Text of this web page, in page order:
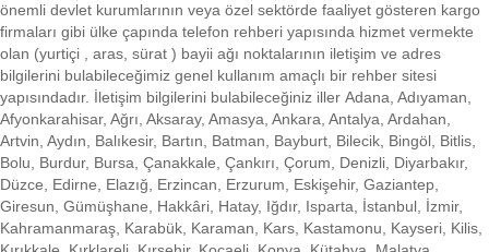
önemli devlet kurumlarının veya özel sektörde faaliyet gösteren kargo
firmaları gibi ülke çapında telefon rehberi yapısında hizmet vermekte
olan (yurtiçi , aras, sürat ) bayii ağı noktalarının iletişim ve adres
bilgilerini bulabileceğimiz genel kullanım amaçlı bir rehber sitesi
yapısındadır. İletişim bilgilerini bulabileceğiniz iller Adana, Adıyaman,
Afyonkarahisar, Ağrı, Aksaray, Amasya, Ankara, Antalya, Ardahan,
Artvin, Aydın, Balıkesir, Bartın, Batman, Bayburt, Bilecik, Bingöl, Bitlis,
Bolu, Burdur, Bursa, Çanakkale, Çankırı, Çorum, Denizli, Diyarbakır,
Düzce, Edirne, Elazığ, Erzincan, Erzurum, Eskişehir, Gaziantep,
Giresun, Gümüşhane, Hakkâri, Hatay, Iğdır, Isparta, İstanbul, İzmir,
Kahramanmaraş, Karabük, Karaman, Kars, Kastamonu, Kayseri, Kilis,